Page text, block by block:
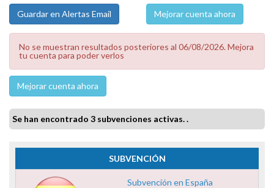
Mejorar cuenta ahora
No se muestran resultados posteriores al 06/08/2026. Mejora
tu cuenta para poder verlos
Mejorar cuenta ahora
Se han encontrado 3 subvenciones activas. .
SUBVENCIÓN
Subvención en España